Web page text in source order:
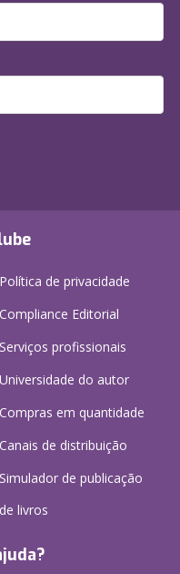
Política de privacidade
Compliance Editorial
Serviços profissionais
Universidade do autor
Compras em quantidade
Canais de distribuição
Simulador de publicação
de livros